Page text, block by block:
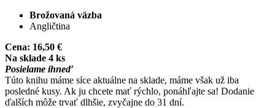
Brožovaná väzba
Angličtina
Cena: 16,50 €
Na sklade 4 ks
Posielame ihneď
Túto knihu máme síce aktuálne na sklade, máme však už iba
posledné kusy. Ak ju chcete mať rýchlo, ponáhľajte sa! Dodanie
ďalších môže trvať dlhšie, zvyčajne do 31 dní.